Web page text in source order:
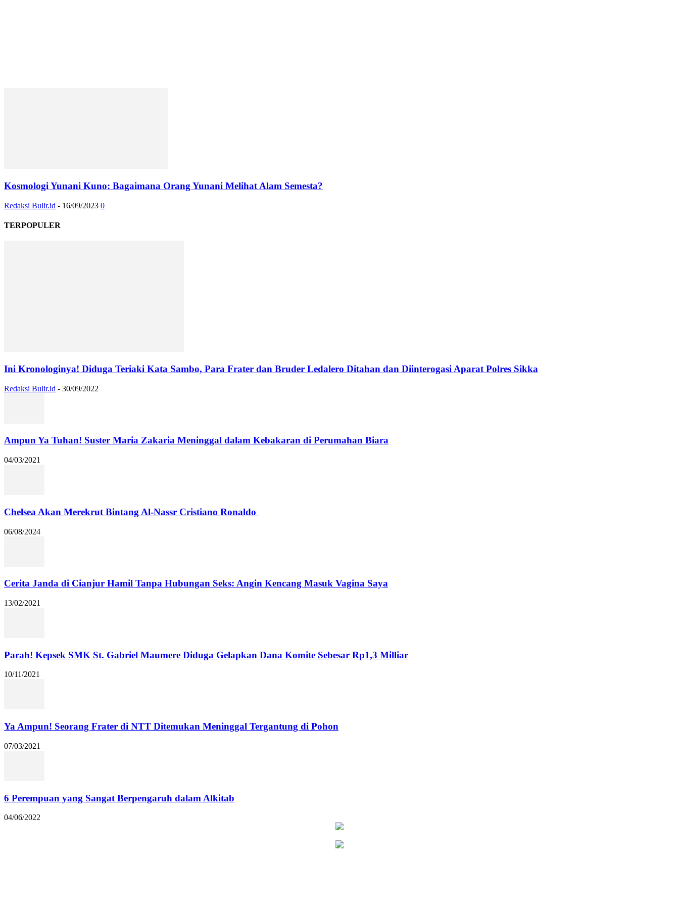
Kosmologi Yunani Kuno: Bagaimana Orang Yunani Melihat Alam Semesta?
Redaksi Bulir.id - 16/09/2023 0
TERPOPULER
Ini Kronologinya! Diduga Teriaki Kata Sambo, Para Frater dan Bruder Ledalero Ditahan dan Diinterogasi Aparat Polres Sikka
Redaksi Bulir.id - 30/09/2022
Ampun Ya Tuhan! Suster Maria Zakaria Meninggal dalam Kebakaran di Perumahan Biara
04/03/2021
Chelsea Akan Merekrut Bintang Al-Nassr Cristiano Ronaldo
06/08/2024
Cerita Janda di Cianjur Hamil Tanpa Hubungan Seks: Angin Kencang Masuk Vagina Saya
13/02/2021
Parah! Kepsek SMK St. Gabriel Maumere Diduga Gelapkan Dana Komite Sebesar Rp1,3 Milliar
10/11/2021
Ya Ampun! Seorang Frater di NTT Ditemukan Meninggal Tergantung di Pohon
07/03/2021
6 Perempuan yang Sangat Berpengaruh dalam Alkitab
04/06/2022